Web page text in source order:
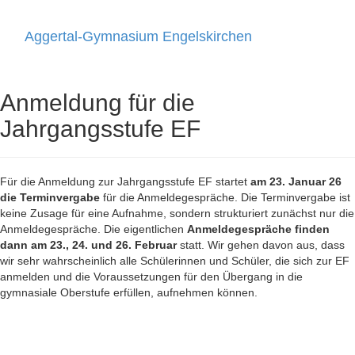
Aggertal-Gymnasium Engelskirchen
Anmeldung für die
Jahrgangsstufe EF
Für die Anmeldung zur Jahrgangsstufe EF startet am 23. Januar 26
die Terminvergabe für die Anmeldegespräche. Die Terminvergabe ist
keine Zusage für eine Aufnahme, sondern strukturiert zunächst nur die
Anmeldegespräche. Die eigentlichen Anmeldegespräche finden
dann am 23., 24. und 26. Februarstatt. Wir gehen davon aus, dass
wir sehr wahrscheinlich alle Schülerinnen und Schüler, die sich zur EF
anmelden und die Voraussetzungen für den Übergang in die
gymnasiale Oberstufe erfüllen, aufnehmen können.